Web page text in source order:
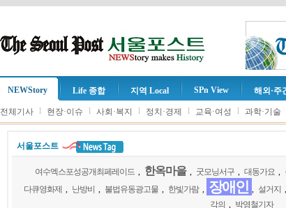
NEWStory Life 종합 지역 Local SPn View 해외·주
전체기사 l 현장·이슈 l 사회·복지 l 정치·경제 l 교육·여성 l 과학·기술
서울포스트
여수엑스포성공개최페레이드 한옥마을 굿모닝서구 대동가요
다큐영화제
난방비 불법유동광고물 한빛가람 장애인 설거지
각의
박영철기자